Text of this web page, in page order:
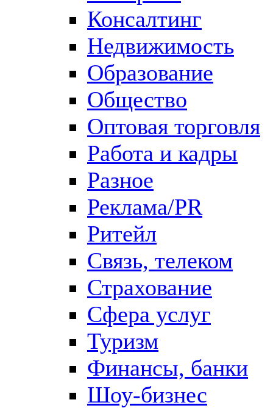
Консалтинг
Недвижимость
Образование
Общество
Оптовая торговля
Работа и кадры
Разное
Реклама/PR
Ритейл
Связь, телеком
Страхование
Сфера услуг
Туризм
Финансы, банки
Шоу-бизнес